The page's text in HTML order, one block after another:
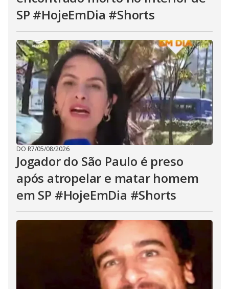
SP #HojeEmDia #Shorts
DO R7/05/08/2026
Jogador do São Paulo é preso
após atropelar e matar homem
em SP #HojeEmDia #Shorts